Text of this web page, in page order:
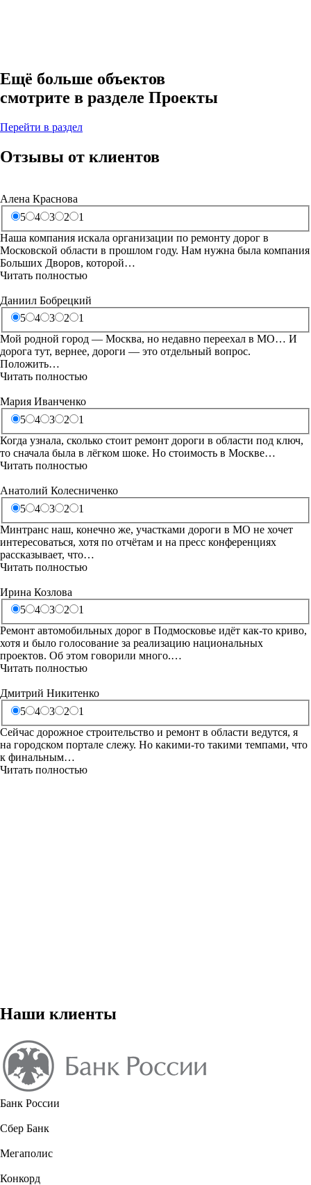
Ещё больше объектов
смотрите в разделе Проекты
Перейти в раздел
Отзывы от клиентов
Алена Краснова
5
4 3 2
1
Наша компания искала организации по ремонту дорог в
Московской области в прошлом году. Нам нужна была компания
Больших Дворов, которой…
Читать полностью
Даниил Бобрецкий
5
4 3 2
1
Мой родной город — Москва, но недавно переехал в МО… И
дорога тут, вернее, дороги — это отдельный вопрос.
Положить…
Читать полностью
Мария Иванченко
5
4 3 2
1
Когда узнала, сколько стоит ремонт дороги в области под ключ,
то сначала была в лёгком шоке. Но стоимость в Москве…
Читать полностью
Анатолий Колесниченко
5
4 3 2
1
Минтранс наш, конечно же, участками дороги в МО не хочет
интересоваться, хотя по отчётам и на пресс конференциях
рассказывает, что…
Читать полностью
Ирина Козлова
5
4 3 2
1
Ремонт автомобильных дорог в Подмосковье идёт как-то криво,
хотя и было голосование за реализацию национальных
проектов. Об этом говорили много.…
Читать полностью
Дмитрий Никитенко
5
4 3 2
1
Сейчас дорожное строительство и ремонт в области ведутся, я
на городском портале слежу. Но какими-то такими темпами, что
к финальным…
Читать полностью
Наши клиенты
Банк России
Сбер Банк
Мегаполис
Конкорд